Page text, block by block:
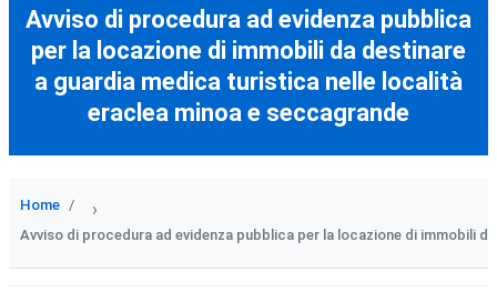
Avviso di procedura ad evidenza pubblica
per la locazione di immobili da destinare
a guardia medica turistica nelle località
eraclea minoa e seccagrande
Home ›
Avviso di procedura ad evidenza pubblica per la locazione di immobili